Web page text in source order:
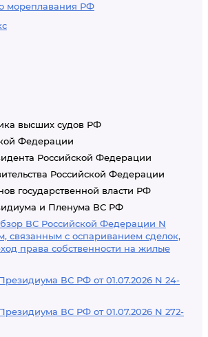
мореплавания РФ
высших судов РФ
Федерации
Российской Федерации
Российской Федерации
государственной власти РФ
и Пленума ВС РФ
ВС Российской Федерации N
связанным с оспариванием сделок,
права собственности на жилые
ВС РФ от 01.07.2026 N 24-
ВС РФ от 01.07.2026 N 272-